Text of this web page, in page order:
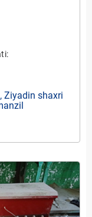
Ziyadin shaxri